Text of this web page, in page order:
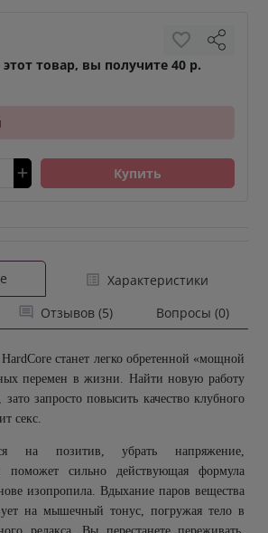
товар, вы получите 40 р.
Купить
Характеристики
Отзывов (5) Вопросы (0)
HardCore станет легко обретенной «мощной
перемен в жизни. Найти новую работу
запросто повысить качество клубного
секс.
на позитив, убрать напряжение,
поможет сильно действующая формула
изопропила. Вдыхание паров вещества
на мышечный тонус, погружая тело в